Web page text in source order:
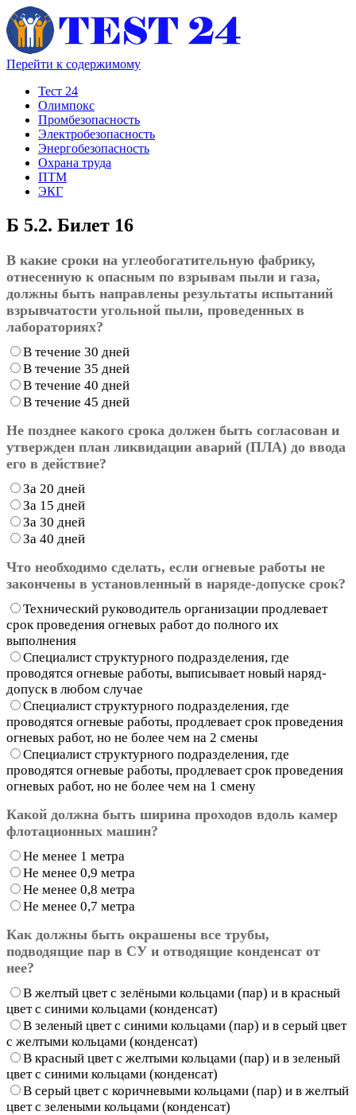
Перейти к содержимому
Тест 24
Олимпокс
Промбезопасность
Электробезопасность
Энергобезопасность
Охрана труда
ПТМ
ЭКГ
Б 5.2. Билет 16
В какие сроки на углеобогатительную фабрику,
отнесенную к опасным по взрывам пыли и газа,
должны быть направлены результаты испытаний
взрывчатости угольной пыли, проведенных в
лабораториях?
В течение 30 дней
В течение 35 дней
В течение 40 дней
В течение 45 дней
Не позднее какого срока должен быть согласован и
утвержден план ликвидации аварий (ПЛА) до ввода
его в действие?
За 20 дней
За 15 дней
За 30 дней
За 40 дней
Что необходимо сделать, если огневые работы не
закончены в установленный в наряде-допуске срок?
Технический руководитель организации продлевает
срок проведения огневых работ до полного их
выполнения
Специалист структурного подразделения, где
проводятся огневые работы, выписывает новый наряд-
допуск в любом случае
Специалист структурного подразделения, где
проводятся огневые работы, продлевает срок проведения
огневых работ, но не более чем на 2 смены
Специалист структурного подразделения, где
проводятся огневые работы, продлевает срок проведения
огневых работ, но не более чем на 1 смену
Какой должна быть ширина проходов вдоль камер
флотационных машин?
Не менее 1 метра
Не менее 0,9 метра
Не менее 0,8 метра
Не менее 0,7 метра
Как должны быть окрашены все трубы,
подводящие пар в СУ и отводящие конденсат от
нее?
В желтый цвет с зелёными кольцами (пар) и в красный
цвет с синими кольцами (конденсат)
В зеленый цвет с синими кольцами (пар) и в серый цвет
с желтыми кольцами (конденсат)
В красный цвет с желтыми кольцами (пар) и в зеленый
цвет с синими кольцами (конденсат)
В серый цвет с коричневыми кольцами (пар) и в желтый
цвет с зелеными кольцами (конденсат)